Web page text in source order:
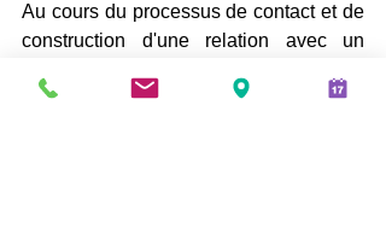
Au cours du processus de contact et de
construction d'une relation avec un
important d'être transparent avec les